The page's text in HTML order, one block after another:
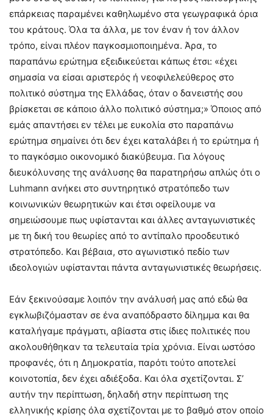
επάρκειας παραμένει καθηλωμένο στα γεωγραφικά όρια
του κράτους. Όλα τα άλλα, με τον έναν ή τον άλλον
τρόπο, είναι πλέον παγκοσμιοποιημένα. Άρα, το
παραπάνω ερώτημα εξειδικεύεται κάπως έτσι: «έχει
σημασία να είσαι αριστερός ή νεοφιλελεύθερος στο
πολιτικό σύστημα της Ελλάδας, όταν ο δανειστής σου
βρίσκεται σε κάποιο άλλο πολιτικό σύστημα;» Όποιος από
εμάς απαντήσει εν τέλει με ευκολία στο παραπάνω
ερώτημα σημαίνει ότι δεν έχει καταλάβει ή το ερώτημα ή
το παγκόσμιο οικονομικό διακύβευμα. Για λόγους
διευκόλυνσης της ανάλυσης θα παρατηρήσω απλώς ότι ο
Luhmann ανήκει στο συντηρητικό στρατόπεδο των
κοινωνικών θεωρητικών και έτσι οφείλουμε να
σημειώσουμε πως υφίστανται και άλλες ανταγωνιστικές
με τη δική του θεωρίες από το αντίπαλο προοδευτικό
στρατόπεδο. Και βέβαια, στο αγωνιστικό πεδίο των
ιδεολογιών υφίστανται πάντα ανταγωνιστικές θεωρήσεις.
Εάν ξεκινούσαμε λοιπόν την ανάλυσή μας από εδώ θα
εγκλωβιζόμασταν σε ένα αναπόδραστο δίλημμα και θα
καταλήγαμε πράγματι, αβίαστα στις ίδιες πολιτικές που
ακολουθήθηκαν τα τελευταία τρία χρόνια. Είναι ωστόσο
προφανές, ότι η Δημοκρατία, παρότι τούτο αποτελεί
κοινοτοπία, δεν έχει αδιέξοδα. Και όλα σχετίζονται. Σ’
αυτήν την περίπτωση, δηλαδή στην περίπτωση της
ελληνικής κρίσης όλα σχετίζονται με το βαθμό στον οποίο